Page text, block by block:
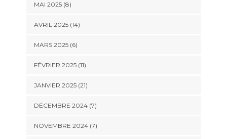
MAI 2025 (8)
AVRIL 2025 (14)
MARS 2025 (6)
FÉVRIER 2025 (11)
JANVIER 2025 (21)
DÉCEMBRE 2024 (7)
NOVEMBRE 2024 (7)